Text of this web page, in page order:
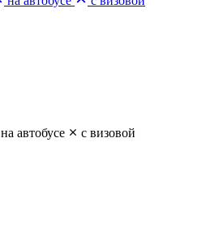
на автобусе
с визовой